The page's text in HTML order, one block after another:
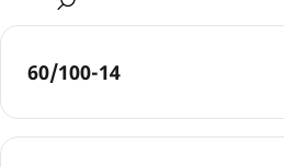
60/100-14